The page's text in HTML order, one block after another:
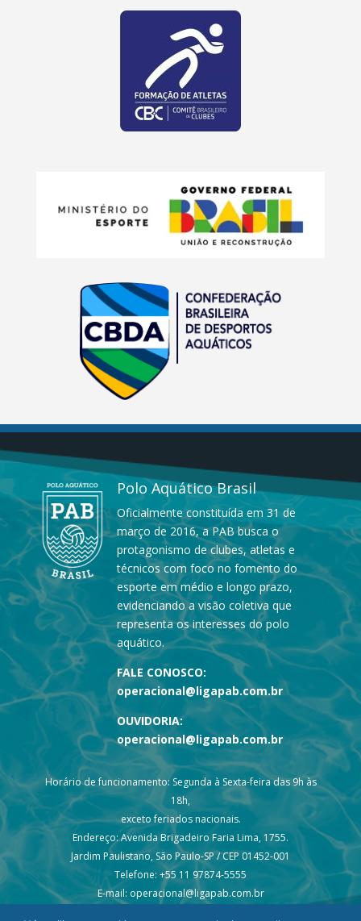
Polo Aquático Brasil
Oficialmente constituída em 31 de
março de 2016, a PAB busca o
protagonismo de clubes, atletas e
técnicos com foco no fomento do
esporte em médio e longo prazo,
evidenciando a visão coletiva que
representa os interesses do polo
aquático.
FALE CONOSCO:
operacional@ligapab.com.br
OUVIDORIA:
operacional@ligapab.com.br
Horário de funcionamento: Segunda à Sexta-feira das 9h às
18h,
exceto feriados nacionais.
Endereço: Avenida Brigadeiro Faria Lima, 1755.
Jardim Paulistano, São Paulo-SP / CEP 01452-001
Telefone: +55 11 97874-5555
E-mail: operacional@ligapab.com.br